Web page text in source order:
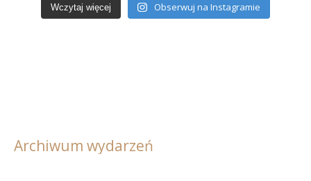
Wczytaj więcej Obserwuj na Instagramie
Archiwum wydarzeń